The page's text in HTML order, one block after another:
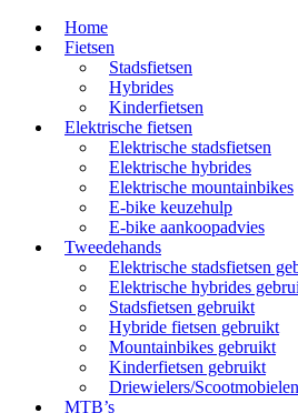
Home
Fietsen
Stadsfietsen
Hybrides
Kinderfietsen
Elektrische fietsen
Elektrische stadsfietsen
Elektrische hybrides
Elektrische mountainbikes
E-bike keuzehulp
E-bike aankoopadvies
Tweedehands
Elektrische stadsfietsen
Elektrische hybrides
Stadsfietsen gebruikt
Hybride fietsen gebruikt
Mountainbikes gebruikt
Kinderfietsen gebruikt
Driewielers/
MTB’s